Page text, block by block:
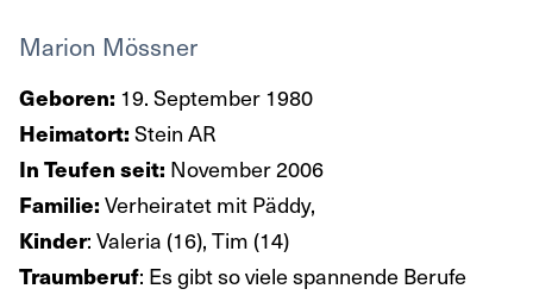
Marion Mössner
Geboren: 19. September 1980
Heimatort: Stein AR
In Teufen seit: November 2006
Familie: Verheiratet mit Päddy,
Kinder: Valeria (16), Tim (14)
Traumberuf: Es gibt so viele spannende Berufe